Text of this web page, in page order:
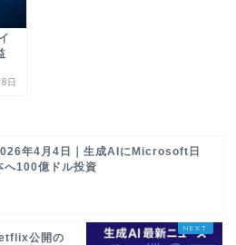
日
年4月4日｜生成AIにMicrosoft日
へ100億ドル投資
公開の